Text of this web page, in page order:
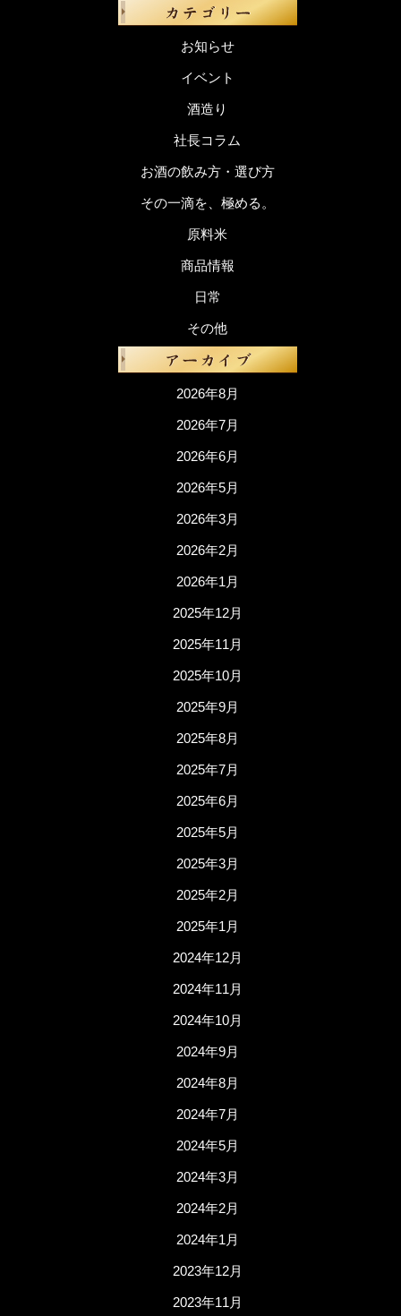
お知らせ
イベント
酒造り
社長コラム
お酒の飲み方・選び方
その一滴を、極める。
原料米
商品情報
日常
その他
2026年8月
2026年7月
2026年6月
2026年5月
2026年3月
2026年2月
2026年1月
2025年12月
2025年11月
2025年10月
2025年9月
2025年8月
2025年7月
2025年6月
2025年5月
2025年3月
2025年2月
2025年1月
2024年12月
2024年11月
2024年10月
2024年9月
2024年8月
2024年7月
2024年5月
2024年3月
2024年2月
2024年1月
2023年12月
2023年11月